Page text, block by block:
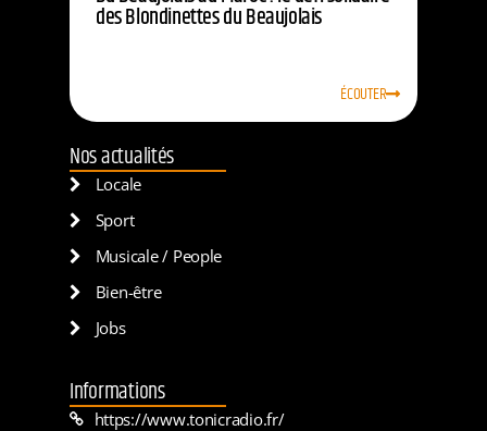
des Blondinettes du Beaujolais
ÉCOUTER
Nos actualités
Locale
Sport
Musicale / People
Bien-être
Jobs
Informations
https://www.tonicradio.fr/